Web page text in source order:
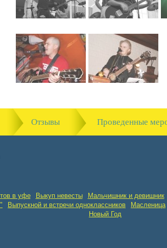
Отзывы Проведенные
в уфе Выкуп невесты Мальчишник и девишник
Выпускной и встречи одноклассников Масленица
Новый Год